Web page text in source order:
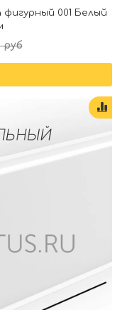
001 Белый
руб